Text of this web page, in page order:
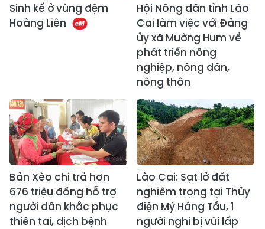
Sinh kế ở vùng đệm
Hoàng Liên
Hội Nông dân tỉnh Lào
Cai làm việc với Đảng
ủy xã Mường Hum về
phát triển nông
nghiệp, nông dân,
nông thôn
Bản Xèo chi trả hơn
676 triệu đồng hỗ trợ
người dân khắc phục
thiên tai, dịch bệnh
Lào Cai: Sạt lở đất
nghiêm trọng tại Thủy
điện Mý Háng Tầu, 1
người nghi bị vùi lấp